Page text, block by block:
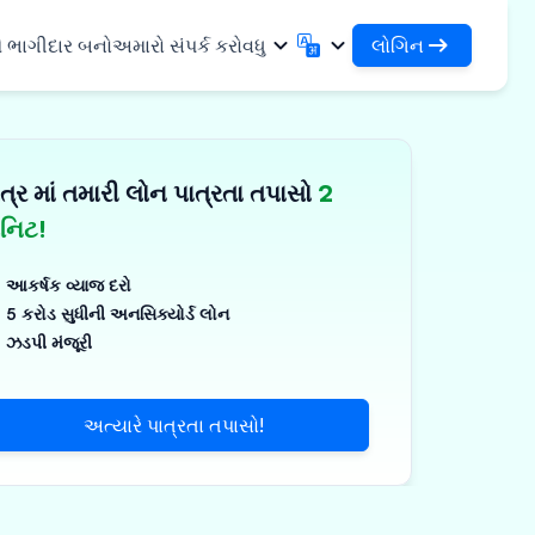
અને ઔદ્યોગિક
અને મેડિકલ
અને નાના ઉપકરણો
બનોઅમારો સંપર્ક કરોવધુ
हिन्दी
ଓଡ଼ିଆ
తెలుగు
Telugu
বাংলা
લોગિન
DSA તરીકે લોગિન કરો
માં તમારી લોન પાત્રતા તપાસો 2
આકર્ષક વ્યાજ દરો
5 કરોડ સુધીની અનસિક્યોર્ડ લોન
ઝડપી મંજૂરી
અત્યારે પાત્રતા તપાસો!